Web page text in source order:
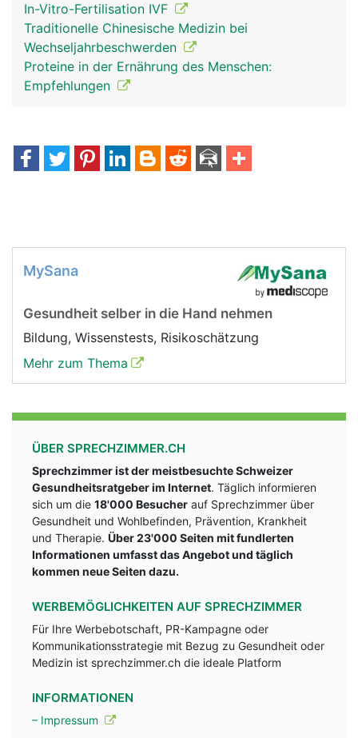
In-Vitro-Fertilisation IVF
Traditionelle Chinesische Medizin bei
Wechseljahrbeschwerden
Proteine in der Ernährung des Menschen:
Empfehlungen
MySana
Gesundheit selber in die Hand nehmen
Bildung, Wissenstests, Risikoschätzung
Mehr zum Thema
ÜBER SPRECHZIMMER.CH
Sprechzimmer ist der meistbesuchte Schweizer
Gesundheitsratgeber im Internet. Täglich informieren
sich um die 18'000 Besucher auf Sprechzimmer über
Gesundheit und Wohlbefinden, Prävention, Krankheit
und Therapie. Über 23'000 Seiten mit fundlerten
Informationen umfasst das Angebot und täglich
kommen neue Seiten dazu.
WERBEMÖGLICHKEITEN AUF SPRECHZIMMER
Für Ihre Werbebotschaft, PR-Kampagne oder
Kommunikationsstrategie mit Bezug zu Gesundheit oder
Medizin ist sprechzimmer.ch die ideale Platform
INFORMATIONEN
– Impressum